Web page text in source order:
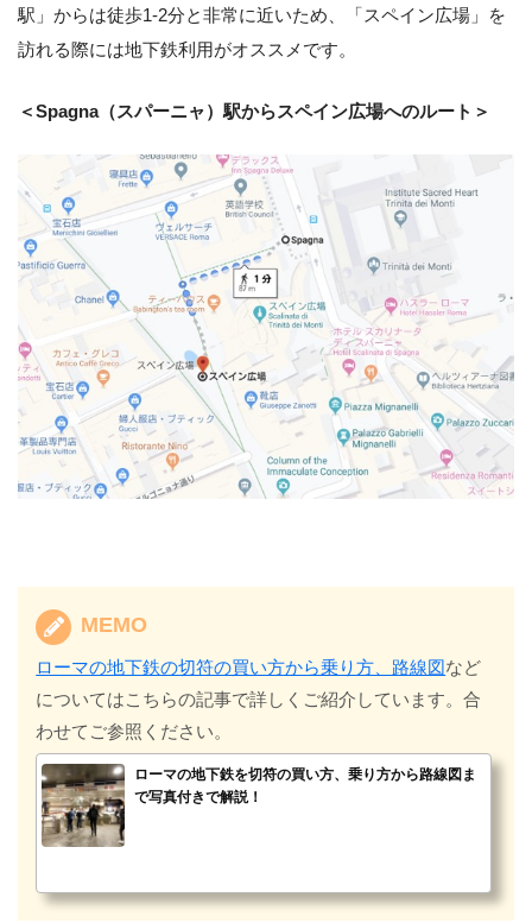
駅」からは徒歩1-2分と非常に近いため、「スペイン広場」を
訪れる際には地下鉄利用がオススメです。
＜Spagna（スパーニャ）駅からスペイン広場へのルート＞
MEMO
ローマの地下鉄の切符の買い方から乗り方、路線図など
についてはこちらの記事で詳しくご紹介しています。合
わせてご参照ください。
ローマの地下鉄を切符の買い方、乗り方から路線図ま
で写真付きで解説！